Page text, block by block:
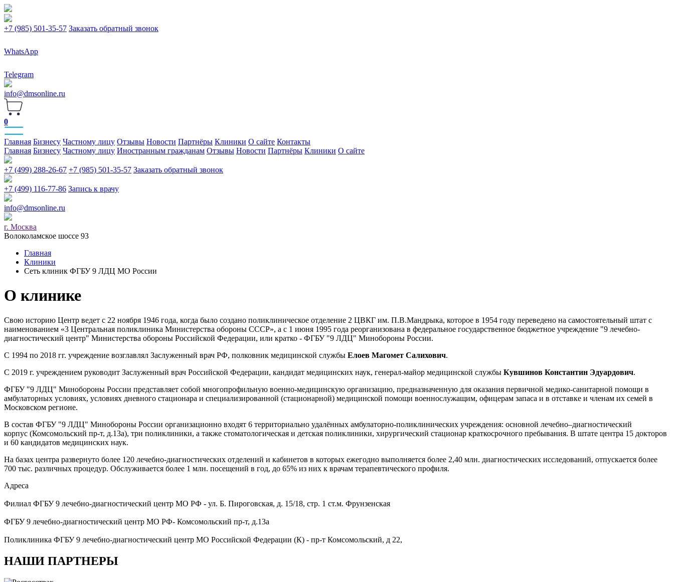
+7 (985) 501-35-57 Заказать обратный звонок
WhatsApp
Telegram
info@dmsonline.ru
0
Главная Бизнесу Частному лицу Отзывы Новости Партнёры Клиники О сайте Контакты
Главная Бизнесу Частному лицу Иностранным гражданам Отзывы Новости Партнёры Клиники О сайте
+7 (499) 288-26-67 +7 (985) 501-35-57 Заказать обратный звонок
+7 (499) 116-77-86 Запись к врачу
info@dmsonline.ru
г. Москва
Волоколамское шоссе 93
Главная
Клиники
Сеть клиник ФГБУ 9 ЛДЦ МО России
О клинике
Свою историю Центр ведет с 22 ноября 1946 года, когда было создано поликлиническое отделение 2 ЦВКГ им. П.В.Мандрыка, которое в 1954 году переведено на самостоятельный штат с
наименованием «3 Центральная поликлиника Министерства обороны СССР», а с 1 июня 1995 года реорганизована в федеральное государственное бюджетное учреждение "9 лечебно-
диагностический центр" Министерства обороны Российской Федерации, или кратко - ФГБУ "9 ЛДЦ" Минобороны России.
С 1994 по 2018 гг. учреждение возглавлял Заслуженный врач РФ, полковник медицинской службы Елоев Магомет Салихович.
С 2019 г. учреждением руководит Заслуженный врач Российской Федерации, кандидат медицинских наук, генерал-майор медицинской службы Кувшинов Константин Эдуардович.
ФГБУ "9 ЛДЦ" Минобороны России представляет собой многопрофильную военно-медицинскую организацию, предназначенную для оказания первичной медико-санитарной помощи в
амбулаторных условиях, условиях дневного стационара и специализированной (стационарной) медицинской помощи военнослужащим, офицерам запаса и в отставке и членам их семей в
Московском регионе.
В состав ФГБУ "9 ЛДЦ" Минобороны России организационно входят 6 территориально удалённых амбулаторно-поликлинических учреждения: основной лечебно–диагностический
корпус (Комсомольский пр-т, д.13а), три поликлиники, а также стоматологическая и детская поликлиники, хирургический стационар краткосрочного пребывания. В штате центра 15 докторов
и 60 кандидатов медицинских наук.
На базах центра развернуто более 120 лечебно-диагностических отделений и кабинетов в которых ежегодно выполняется более 2,40 млн. диагностических исследований, отпускается более
700 тыс. различных процедур. Обслуживается более 1 млн. посещений в год, до 65% из них к врачам терапевтического профиля.
Адреса
Филиал ФГБУ 9 лечебно-диагностический центр МО РФ - ул. Б. Пироговская, д. 15/18, стр. 1 ст.м. Фрунзенская
ФГБУ 9 лечебно-диагностический центр МО РФ- Комсомольский пр-т, д.13а
Поликлиника ФГБУ 9 лечебно-диагностический центр МО Российской Федерации (К) - пр-т Комсомольский, д 22,
НАШИ ПАРТНЕРЫ